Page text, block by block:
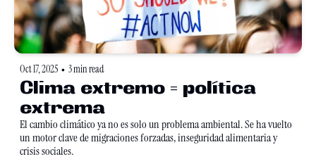
Oct 17, 2025 • 3 min read
Clima extremo = política
extrema
El cambio climático ya no es solo un problema ambiental. Se ha vuelto
un motor clave de migraciones forzadas, inseguridad alimentaria y
crisis sociales.